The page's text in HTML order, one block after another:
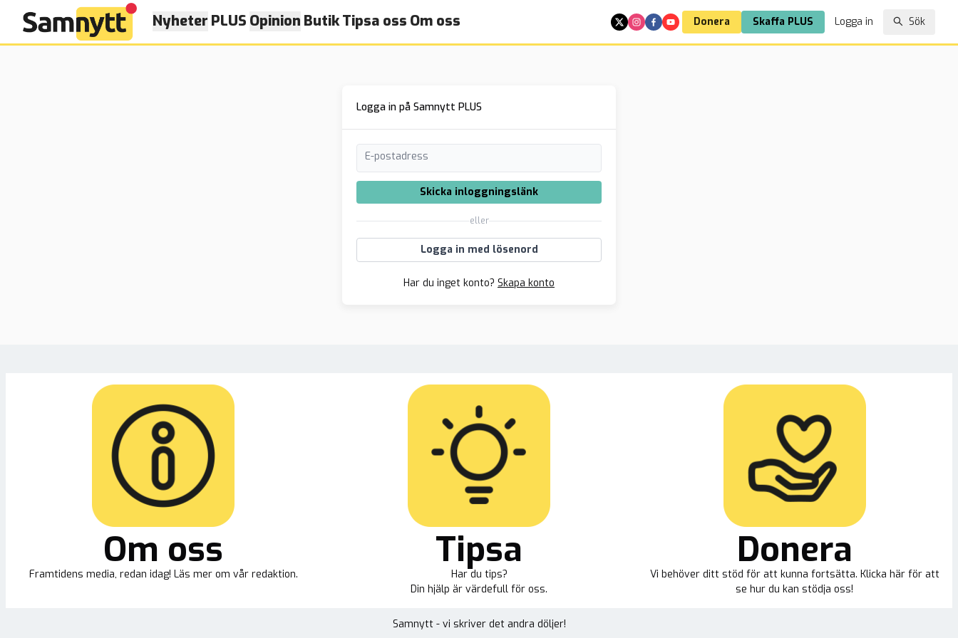
Nyheter PLUS Opinion ButikTipsa oss Om oss Donera Skaffa PLUS Logga in Sök
Logga in på Samnytt PLUS
E-postadress
Skicka inloggningslänk
eller
Logga in med lösenord
Har du inget konto? Skapa konto
Om oss
Framtidens media, redan idag! Läs mer om vår redaktion.
Tipsa
Har du tips?
Din hjälp är värdefull för oss.
Donera
Vi behöver ditt stöd för att kunna fortsätta. Klicka här för att
se hur du kan stödja oss!
Samnytt - vi skriver det andra döljer!